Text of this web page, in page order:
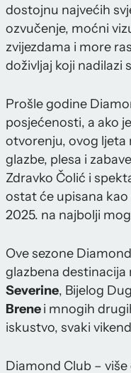
dostojnu najvećih
ozvučenje, moćni
zvijezdama i more
doživljaj koji nadilazi
Prošle godine
posjećenosti, a ako
otvorenju, ovog ljeta
glazbe, plesa i
Zdravko Čolić i
ostat će upisana
2025. na najbolji
Ove sezone
glazbena destinacija
Severine, Bijelog
Brenei mnogih
iskustvo, svaki
Diamond Club –